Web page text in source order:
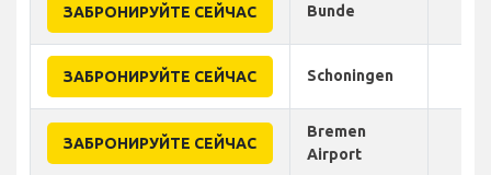
ЗАБРОНИРУЙТЕ СЕЙЧАС Bunde
ЗАБРОНИРУЙТЕ СЕЙЧАС Schoningen
ЗАБРОНИРУЙТЕ СЕЙЧАС
Bremen
Airport